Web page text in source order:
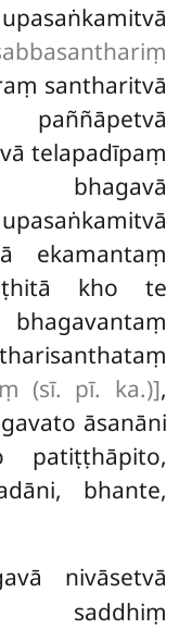
santharitvā
telapadīpaṃ
ekamantaṃ
ṭhitā kho te
(sī. pī. ka.)],
āsanāni
patiṭṭhāpito,
bhante,
nivāsetvā
saddhiṃ